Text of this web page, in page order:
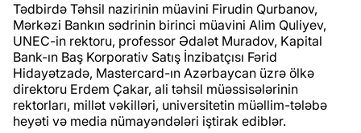
Tədbirdə Təhsil nazirinin müavini Firudin Qurbanov,
Mərkəzi Bankın sədrinin birinci müavini Alim Quliyev,
UNEC-in rektoru, professor Ədalət Muradov, Kapital
Bank-ın Baş Korporativ Satış İnzibatçısı Fərid
Hidayətzadə, Mastercard-ın Azərbaycan üzrə ölkə
direktoru Erdem Çakar, ali təhsil müəssisələrinin
rektorları, millət vəkilləri, universitetin müəllim-tələbə
heyəti və media nümayəndələri iştirak ediblər.